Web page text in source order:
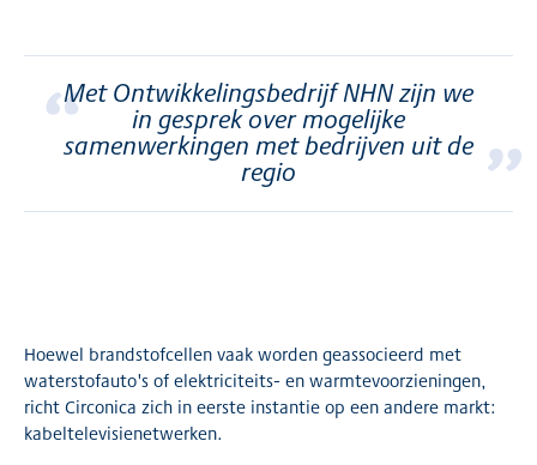
“Met Ontwikkelingsbedrijf NHN zijn we
in gesprek over mogelijke
samenwerkingen met bedrijven uit de
regio ”
Hoewel brandstofcellen vaak worden geassocieerd met
waterstofauto's of elektriciteits- en warmtevoorzieningen,
richt Circonica zich in eerste instantie op een andere markt:
kabeltelevisienetwerken.